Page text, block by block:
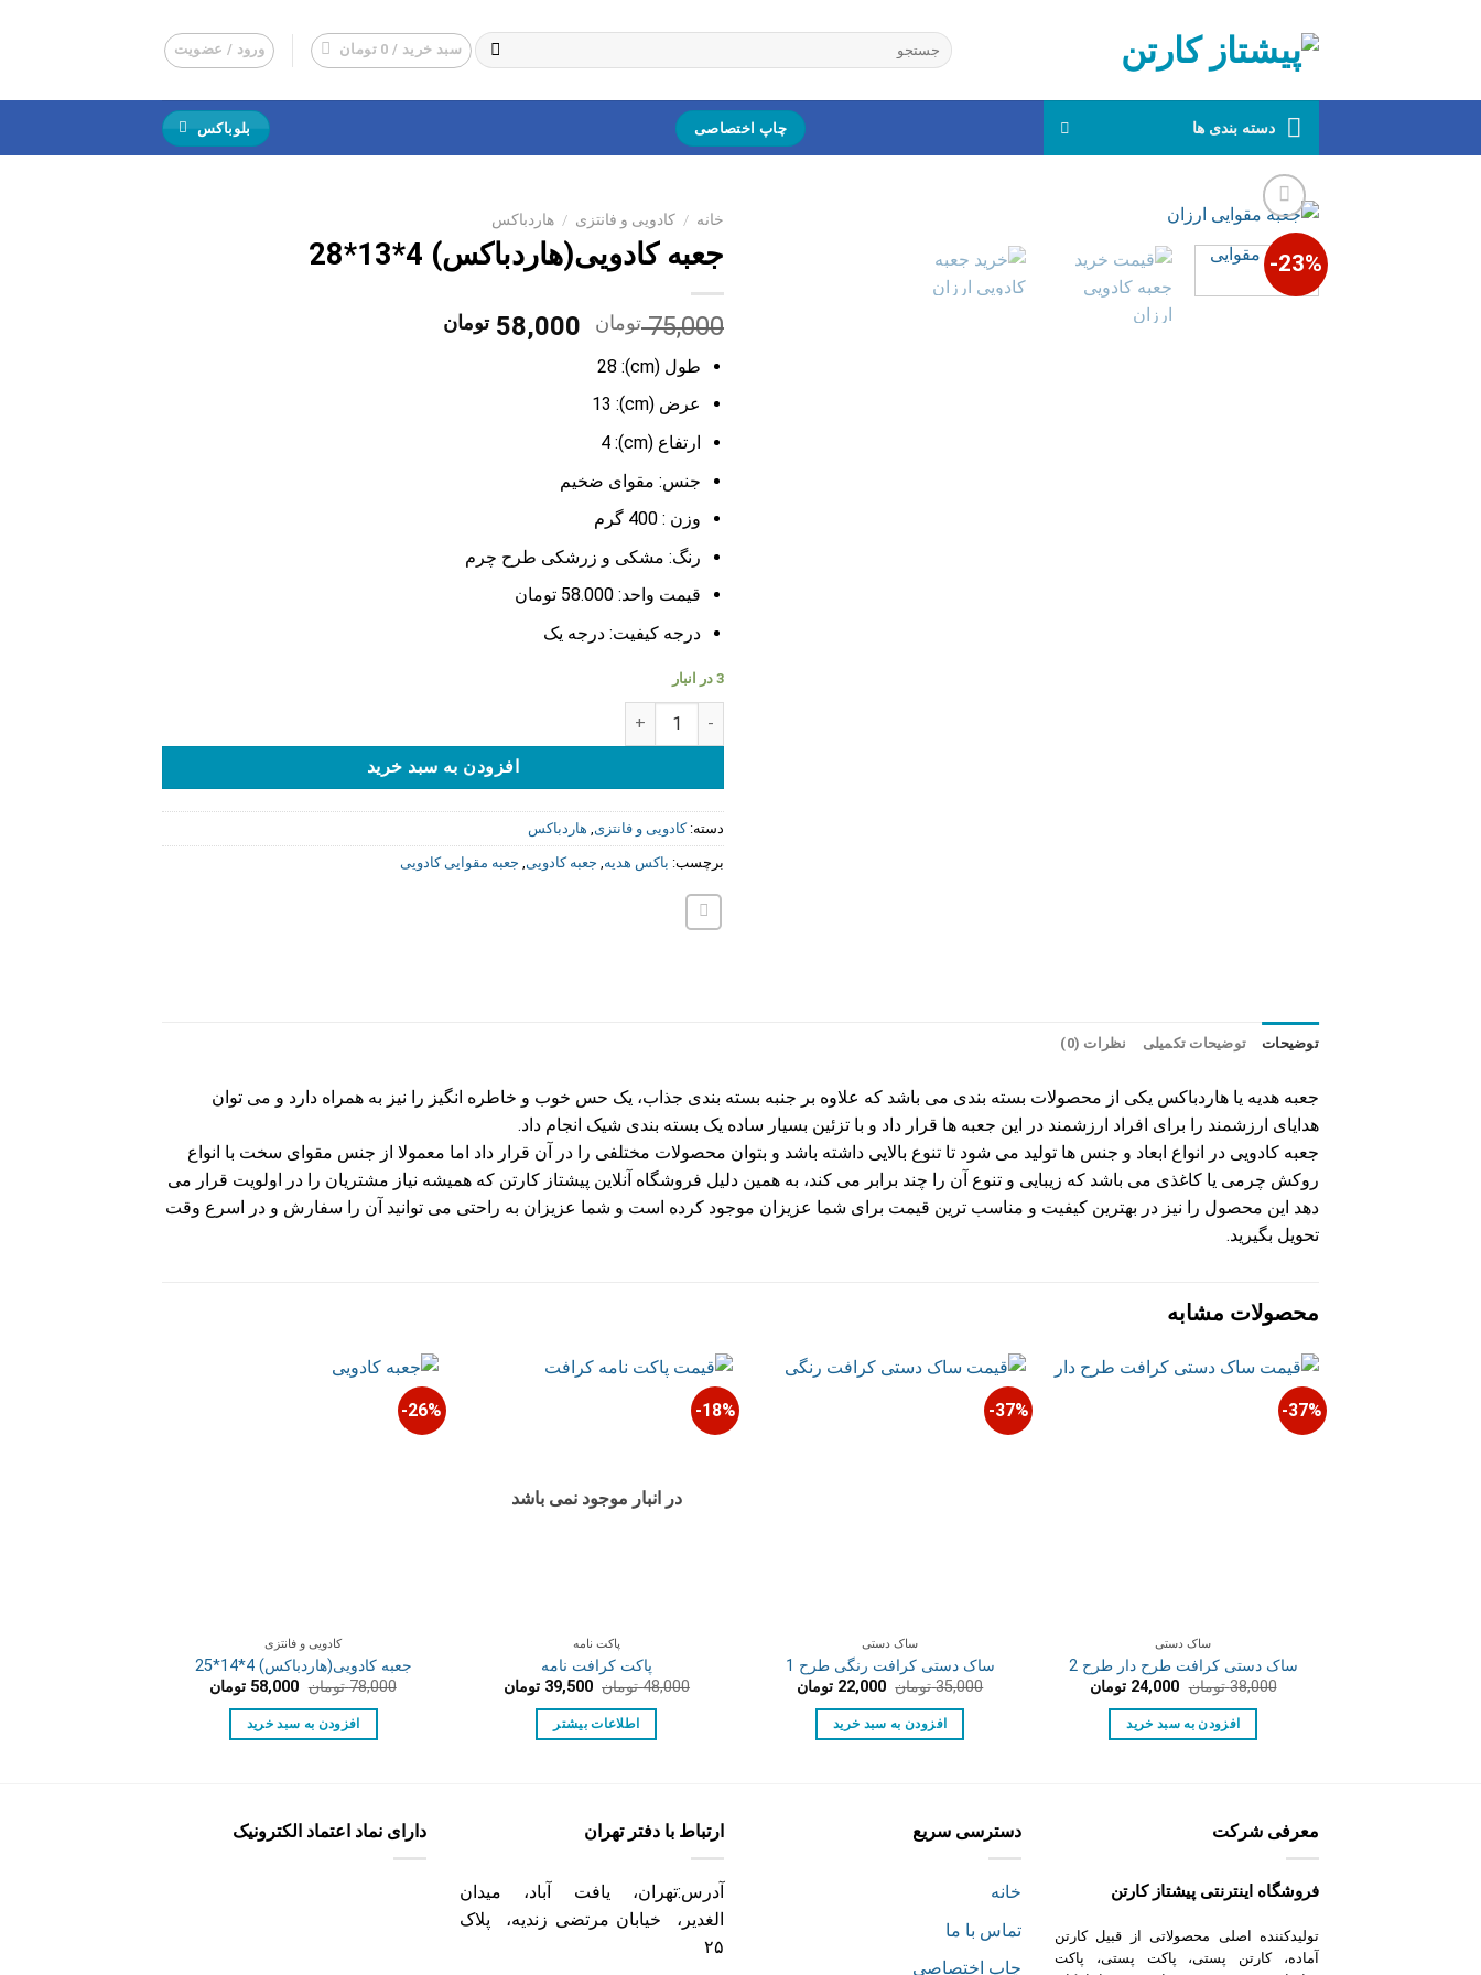
جستجو
برای:
سبد خرید / 0 تومان ورود / عضویت
دسته بندی ها چاپ اختصاصی بلوباکس
23%-
خانه / کادویی و فانتزی / هاردباکس
جعبه کادویی(هاردباکس) 4*13*28
75,000 تومان
قیمت
58,000 تومان
طول (cm): 28
عرض (cm): 13
ارتفاع (cm): 4
جنس: مقوای ضخیم
وزن : 400
گرم
رنگ: مشکی و زرشکی طرح چرم
قیمت واحد: 58.000 تومان
درجه کیفیت: درجه یک
3 در انبار
جعبه کادویی(هاردباکس) 4*13*28 عدد
افزودن به سبد خرید
دسته:کادویی و فانتزی, هاردباکس
برچسب: باکس هدیه, جعبه کادویی, جعبه مقوایی کادویی
توضیحات توضیحات تکمیلی نظرات (0)
جعبه هدیه یا هاردباکس یکی از محصولات بسته بندی می باشد که علاوه بر جنبه بسته بندی جذاب، یک حس خوب و خاطره انگیز را نیز به همراه دارد و می توان
هدایای ارزشمند را برای افراد ارزشمند در این جعبه ها قرار داد و با تزئین بسیار ساده یک بسته بندی شیک انجام داد.
جعبه کادویی در انواع ابعاد و جنس ها تولید می شود تا تنوع بالایی داشته باشد و بتوان محصولات مختلفی را در آن قرار داد اما معمولا از جنس مقوای سخت با انواع
روکش چرمی یا کاغذی می باشد که زیبایی و تنوع آن را چند برابر می کند، به همین دلیل فروشگاه آنلاین پیشتاز کارتن که همیشه نیاز مشتریان را در اولویت قرار می
دهد این محصول را نیز در بهترین کیفیت و مناسب ترین قیمت برای شما عزیزان موجود کرده است و شما عزیزان به راحتی می توانید آن را سفارش و در اسرع وقت
تحویل بگیرید.
محصولات مشابه
37%-
ساک دستی
ساک دستی کرافت طرح دار طرح 2
38,000 تومان قیمت
اصلی:
38,000 تومان
بود.
24,000 تومانقیمت
افزودن به سبد خرید
37%-
ساک دستی
ساک دستی کرافت رنگی طرح 1
35,000 تومان قیمت
اصلی:
35,000 تومان
بود.
22,000 تومان
افزودن به سبد خرید
18%-
در انبار موجود نمی باشد
پاکت نامه
پاکت کرافت نامه
48,000 تومان قیمت
اصلی:
48,000 تومان
بود.
39,500 تومان
اطلاعات بیشتر
26%-
کادویی و فانتزی
جعبه کادویی(هاردباکس) 4*14*25
78,000 تومان قیمت
اصلی:
78,000 تومان
بود.
58,000 تومانقیمت
افزودن به سبد خرید
معرفی شرکت
فروشگاه اینترنتی پیشتاز کارتن
تولیدکننده اصلی محصولاتی از قبیل کارتن
آماده، کارتن پستی، پاکت پستی، پاکت
دسترسی سریع
خانه
تماس با ما
چاپ اختصاصی
ارتباط با دفتر تهران
آدرس:تهران، یافت آباد، میدان
الغدیر، خیابان مرتضی زندیه، پلاک
۲۵
دارای نماد اعتماد الکترونیک